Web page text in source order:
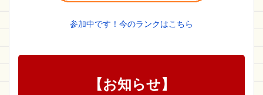
参加中です！今のランクはこちら
【お知らせ】